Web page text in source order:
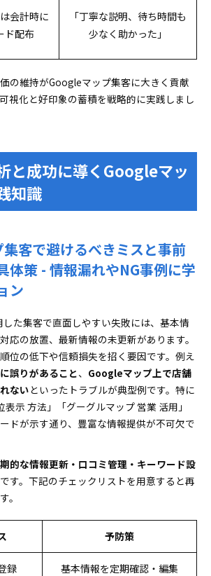
会計時に
ド配布
「丁寧な説明、待ち時間も
少なく助かった」
の維持がGoogleマップ集客に大きく貢献
視化と好印象の蓄積を戦略的に実践しまし
と成功に導くGoogleマッ
知識
客で避けるべきミスと事前
体策 - 情報漏れやNG事例に学
ン
た集客で直面しやすい失敗には、基本情
応の放置、最新情報の未更新があります。
位の低下や信頼損失を招く要因です。例え
誤りがあること、 Googleマップ上で店舗
ないといったトラブルが典型例です。特に
表示 方法」「グーグルマップ 営業 活用」
ドが示す通り、豊富な情報提供が不可欠で
的な情報更新・口コミ管理・キーワード設
す。下記のチェックリストを用意すると再
。
予防策
録 基本情報を定期確認・編集